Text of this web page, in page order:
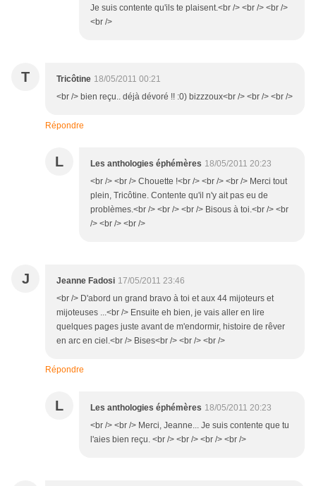
Je suis contente qu'ils te plaisent.<br /> <br /> <br />
<br />
T Tricôtine 18/05/2011 00:21
<br /> bien reçu.. déjà dévoré !! :0) bizzzoux<br /> <br /> <br />
Répondre
L Les anthologies éphémères 18/05/2011 20:23
<br /> <br /> Chouette !<br /> <br /> <br /> Merci tout
plein, Tricôtine. Contente qu'il n'y ait pas eu de
problèmes.<br /> <br /> <br /> Bisous à toi.<br /> <br
/> <br /> <br />
J Jeanne Fadosi 17/05/2011 23:46
<br /> D'abord un grand bravo à toi et aux 44 mijoteurs et
mijoteuses ...<br /> Ensuite eh bien, je vais aller en lire
quelques pages juste avant de m'endormir, histoire de rêver
en arc en ciel.<br /> Bises<br /> <br /> <br />
Répondre
L Les anthologies éphémères 18/05/2011 20:23
<br /> <br /> Merci, Jeanne... Je suis contente que tu
l'aies bien reçu. <br /> <br /> <br /> <br />